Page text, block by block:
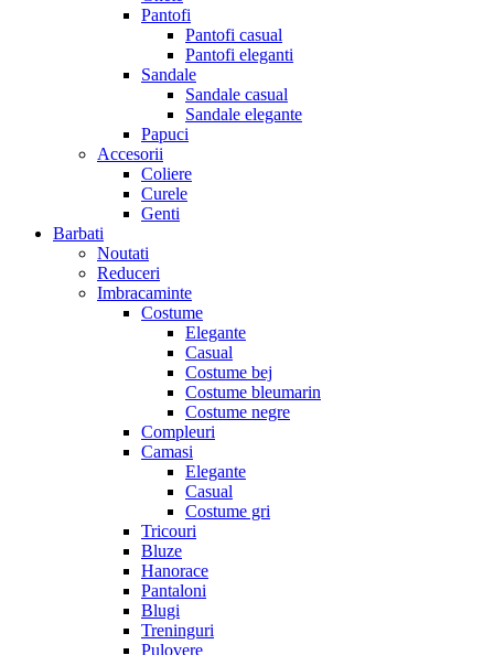
Pantofi
Pantofi casual
Pantofi eleganti
Sandale
Sandale casual
Sandale elegante
Papuci
Accesorii
Coliere
Curele
Genti
Barbati
Noutati
Reduceri
Imbracaminte
Costume
Elegante
Casual
Costume bej
Costume bleumarin
Costume negre
Compleuri
Camasi
Elegante
Casual
Costume gri
Tricouri
Bluze
Hanorace
Pantaloni
Blugi
Treninguri
Pulovere